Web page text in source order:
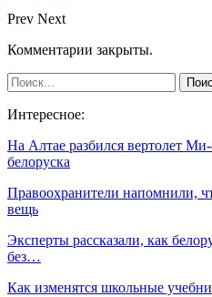
Prev Next
Комментарии закрыты.
Интересное:
На Алтае разбился вертолет
белоруска
Правоохранители напомнили,
вещь
Эксперты рассказали, как
без…
Как изменятся школьные